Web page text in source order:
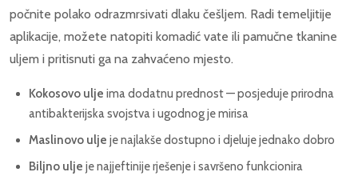
počnite polako odrazmrsivati dlaku češljem. Radi temeljitije
aplikacije, možete natopiti komadić vate ili pamučne tkanine
uljem i pritisnuti ga na zahvaćeno mjesto.
Kokosovo ulje ima dodatnu prednost — posjeduje prirodna
antibakterijska svojstva i ugodnog je mirisa
Maslinovo ulje je najlakše dostupno i djeluje jednako dobro
Biljno ulje je najjeftinije rješenje i savršeno funkcionira